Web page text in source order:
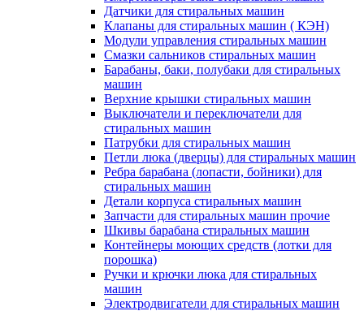
Датчики для стиральных машин
Клапаны для стиральных машин ( КЭН)
Модули управления стиральных машин
Смазки сальников стиральных машин
Барабаны, баки, полубаки для стиральных
машин
Верхние крышки стиральных машин
Выключатели и переключатели для
стиральных машин
Патрубки для стиральных машин
Петли люка (дверцы) для стиральных машин
Ребра барабана (лопасти, бойники) для
стиральных машин
Детали корпуса стиральных машин
Запчасти для стиральных машин прочие
Шкивы барабана стиральных машин
Контейнеры моющих средств (лотки для
порошка)
Ручки и крючки люка для стиральных
машин
Электродвигатели для стиральных машин